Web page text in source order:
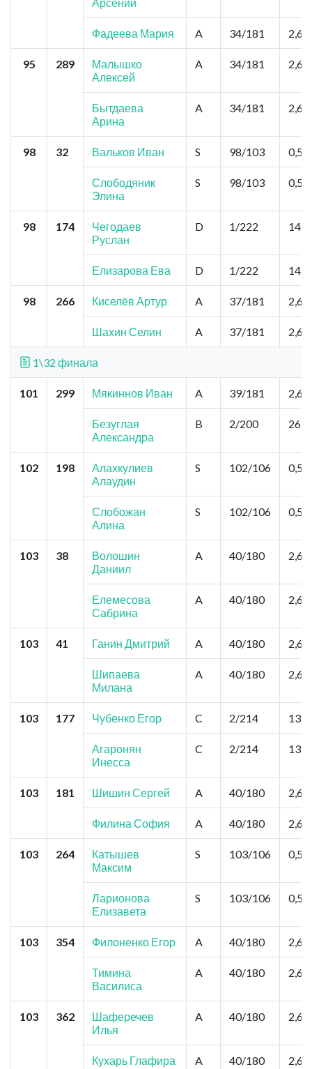
Фадеева Мария A 34/181 2,6
95 289
Малышко
Алексей
A 34/181 2,6
Бытдаева
Арина
A 34/181 2,6
98 32 Вальков Иван S 98/103 0,52
Слободяник
Элина
S 98/103 0,52
98 174
Чегодаев
Руслан
D 1/222 14,3
Елизарова Ева D 1/222 14,3
98 266 Киселёв Артур A 37/181 2,6
Шахин Селин A 37/181 2,6
1\32 финала
101 299 Мякиннов Иван A 39/181 2,6
Безуглая
Александра
B 2/200 26,0
102 198
Алахкулиев
Алаудин
S 102/106 0,52
Слобожан
Алина
S 102/106 0,52
103 38
Волошин
Даниил
A 40/180 2,6
Елемесова
Сабрина
A 40/180 2,6
103 41 Ганин Дмитрий A 40/180 2,6
Шипаева
Милана
A 40/180 2,6
103 177 Чубенко Егор C 2/214 13,0
Агаронян
Инесса
C 2/214 13,0
103 181 Шишин Сергей A 40/180 2,6
Филина София A 40/180 2,6
103 264
Катышев
Максим
S 103/106 0,52
Ларионова
Елизавета
S 103/106 0,52
103 354 Филоненко Егор A 40/180 2,6
Тимина
Василиса
A 40/180 2,6
103 362
Шаферечев
Илья
A 40/180 2,6
Кухарь Глафира A 40/180 2,6